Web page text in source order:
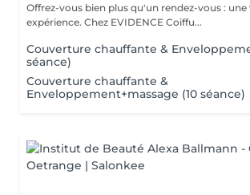
Offrez-vous bien plus qu'un rendez-vous : une
expérience. Chez EVIDENCE Coiffu...
Couverture chauffante &
séance)
Couverture chauffante &
Enveloppement+massage (10 séance)